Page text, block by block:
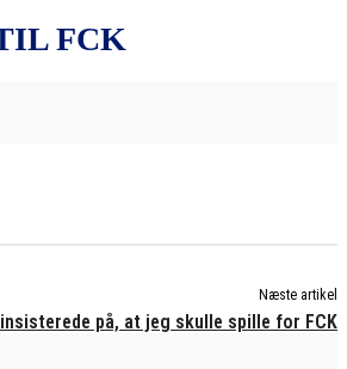
FCK
Næste artikel
på, at jeg skulle spille for FCK